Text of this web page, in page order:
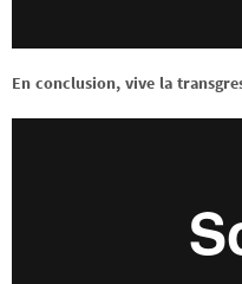
En conclusion, vive la